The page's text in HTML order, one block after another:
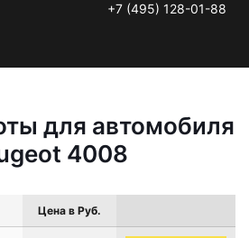
+7 (495) 128-01-88
для автомобиля
4008
Цена в Руб.